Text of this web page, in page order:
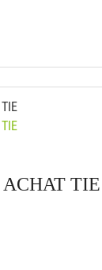
ACHAT TIE